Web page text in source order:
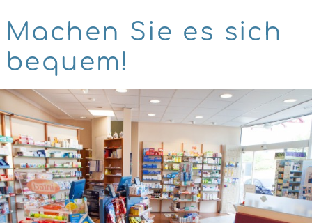
Machen Sie es sich
bequem!